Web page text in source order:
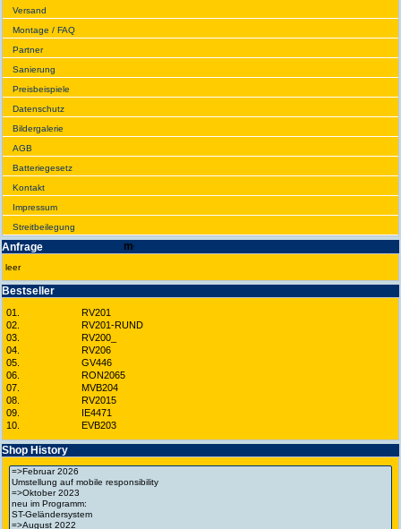
Versand
Montage / FAQ
Partner
Sanie­rung
Preis­beispiele
Daten­schutz
Bilder­galerie
AGB
Batte­rie­gesetz
Kontakt
Impres­sum
Streit­bei­legung
Anfrage
leer
Best­seller
01.
RV201
02.
RV201-RUND
03.
RV200_
04.
RV206
05.
GV446
06.
RON2065
07.
MVB204
08.
RV2015
09.
IE4471
10.
EVB203
Shop History